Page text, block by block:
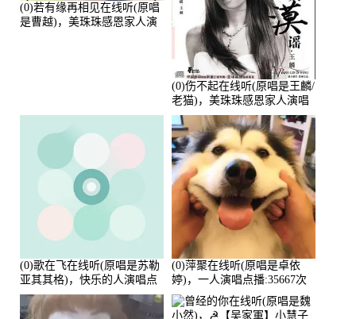
(0)若有缘再相见在线听(原唱
是曹越)，美珠珠感恩家人演
(0)伤不起在线听(原唱是王麟/
老猫)，美珠珠感恩家人演唱
点播:80218次
(0)歌在飞在线听(原唱是苏勒
亚其其格)，快乐的人演唱点
播:36次
(0)萍聚在线听(原唱是卓依
婷)，一人演唱点播:35667次